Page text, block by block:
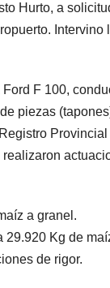
Hurto, a
Intervino
F 100,
piezas
Provincial
a granel.
29.920 Kg de
de rigor.